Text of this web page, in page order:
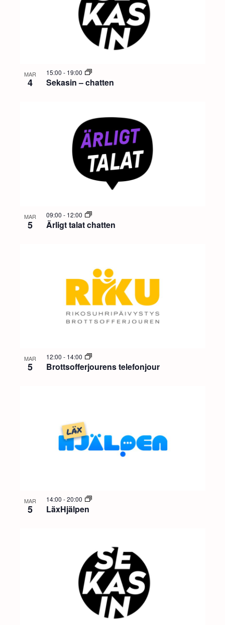
MAR
4 Sekasin – chatten
15:00 - 19:00
MAR
5 Ärligt talat chatten
09:00 - 12:00
MAR
5 Brottsofferjourens telefonjour
12:00 - 14:00
MAR
5 LäxHjälpen
14:00 -20:00